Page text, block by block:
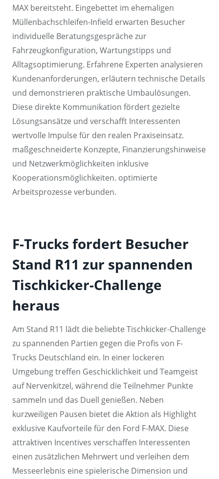
MAX bereitsteht. Eingebettet im ehemaligen
Müllenbachschleifen-Infield erwarten Besucher
individuelle Beratungsgespräche zur
Fahrzeugkonfiguration, Wartungstipps und
Alltagsoptimierung. Erfahrene Experten analysieren
Kundenanforderungen, erläutern technische Details
und demonstrieren praktische Umbaulösungen.
Diese direkte Kommunikation fördert gezielte
Lösungsansätze und verschafft Interessenten
wertvolle Impulse für den realen Praxiseinsatz.
maßgeschneiderte Konzepte, Finanzierungshinweise
und Netzwerkmöglichkeiten inklusive
Kooperationsmöglichkeiten. optimierte
Arbeitsprozesse verbunden.
F-Trucks fordert Besucher
Stand R11 zur spannenden
Tischkicker-Challenge
heraus
Am Stand R11 lädt die beliebte Tischkicker-Challenge
zu spannenden Partien gegen die Profis von F-
Trucks Deutschland ein. In einer lockeren
Umgebung treffen Geschicklichkeit und Teamgeist
auf Nervenkitzel, während die Teilnehmer Punkte
sammeln und das Duell genießen. Neben
kurzweiligen Pausen bietet die Aktion als Highlight
exklusive Kaufvorteile für den Ford F-MAX. Diese
attraktiven Incentives verschaffen Interessenten
einen zusätzlichen Mehrwert und verleihen dem
Messeerlebnis eine spielerische Dimension und